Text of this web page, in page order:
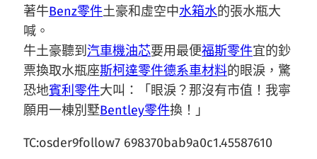
著牛Benz零件土豪和虛空中水箱水的張水瓶大
喊。
牛土豪聽到 汽車機油芯要用最便福斯零件宜的鈔
票換取水瓶座斯柯達零件德系車材料的眼淚，驚
恐地賓利零件大叫：「眼淚？那沒有市值！我寧
願用一棟別墅Bentley零件換！」
TC:osder9follow7 698370bab9a0c1.45587610